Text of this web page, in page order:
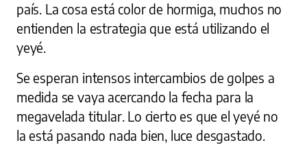
país. La cosa está color de hormiga, muchos no
entienden la estrategia que está utilizando el
yeyé.
Se esperan intensos intercambios de golpes a
medida se vaya acercando la fecha para la
megavelada titular. Lo cierto es que el yeyé no
la está pasando nada bien, luce desgastado.